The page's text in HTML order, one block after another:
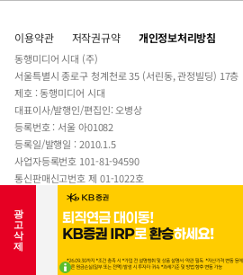
이용약관 저작권규약 개인정보처리방침
동행미디어 시대 (주)
서울특별시 종로구 청계천로 35 (서린동, 관정빌딩) 17층
제호 : 동행미디어 시대
대표이사/발행인/편집인: 오병상
등록번호 : 서울 아01082
등록일/발행일 : 2010.1.5
사업자등록번호 101-81-94590
통신판매신고번호 제 01-1022호
전자우편주소 :sidae@sidae.com
Tel : 02-723-5114
청소년보호책임자 : 차상엽
COPYRIGHT © SIDAE ALL RIGHTS RESERVED.